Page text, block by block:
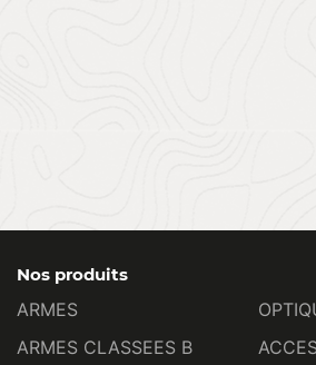
Nos produits
ARMES
ARMES CLASSEES B